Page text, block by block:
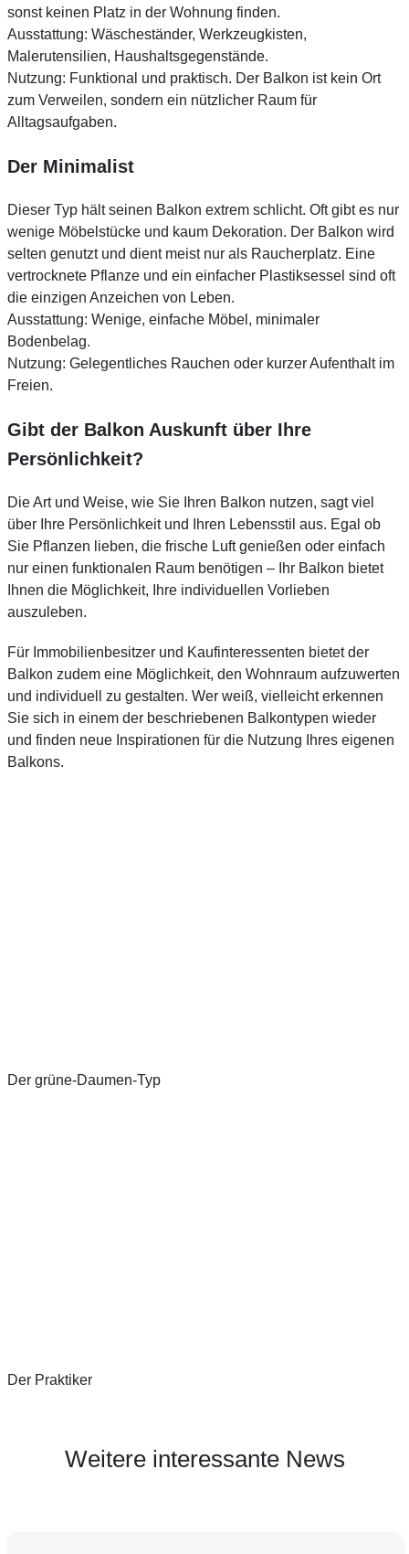
sonst keinen Platz in der Wohnung finden.
Ausstattung: Wäscheständer, Werkzeugkisten,
Malerutensilien, Haushaltsgegenstände.
Nutzung: Funktional und praktisch. Der Balkon ist kein Ort
zum Verweilen, sondern ein nützlicher Raum für
Alltagsaufgaben.
Der Minimalist
Dieser Typ hält seinen Balkon extrem schlicht. Oft gibt es nur
wenige Möbelstücke und kaum Dekoration. Der Balkon wird
selten genutzt und dient meist nur als Raucherplatz. Eine
vertrocknete Pflanze und ein einfacher Plastiksessel sind oft
die einzigen Anzeichen von Leben.
Ausstattung: Wenige, einfache Möbel, minimaler
Bodenbelag.
Nutzung: Gelegentliches Rauchen oder kurzer Aufenthalt im
Freien.
Gibt der Balkon Auskunft über Ihre
Persönlichkeit?
Die Art und Weise, wie Sie Ihren Balkon nutzen, sagt viel
über Ihre Persönlichkeit und Ihren Lebensstil aus. Egal ob
Sie Pflanzen lieben, die frische Luft genießen oder einfach
nur einen funktionalen Raum benötigen – Ihr Balkon bietet
Ihnen die Möglichkeit, Ihre individuellen Vorlieben
auszuleben.
Für Immobilienbesitzer und Kaufinteressenten bietet der
Balkon zudem eine Möglichkeit, den Wohnraum aufzuwerten
und individuell zu gestalten. Wer weiß, vielleicht erkennen
Sie sich in einem der beschriebenen Balkontypen wieder
und finden neue Inspirationen für die Nutzung Ihres eigenen
Balkons.
Der grüne-Daumen-Typ
Der Praktiker
Weitere interessante News